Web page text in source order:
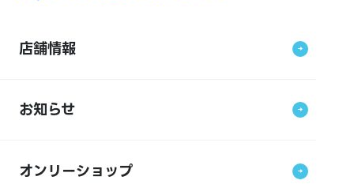
店舗情報
お知らせ
オンリーショップ